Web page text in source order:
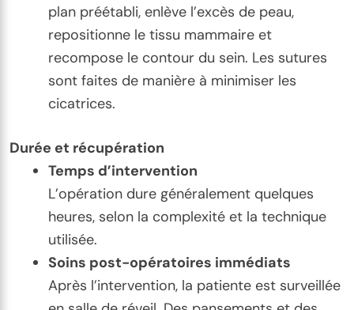
plan préétabli, enlève l’excès de peau,
repositionne le tissu mammaire et
recompose le contour du sein. Les sutures
sont faites de manière à minimiser les
cicatrices.
Durée et récupération
Temps d’intervention
L’opération dure généralement quelques
heures, selon la complexité et la technique
utilisée.
Soins post-opératoires immédiats
Après l’intervention, la patiente est surveillée